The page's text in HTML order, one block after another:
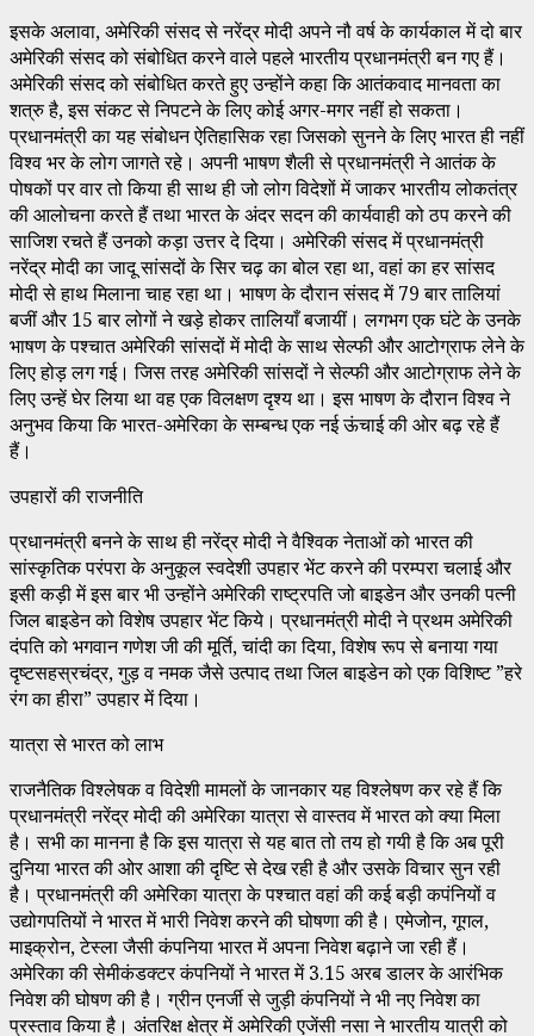
इसके अलावा, अमेरिकी संसद से नरेंद्र मोदी अपने नौ वर्ष के कार्यकाल में दो बार
अमेरिकी संसद को संबोधित करने वाले पहले भारतीय प्रधानमंत्री बन गए हैं।
अमेरिकी संसद को संबोधित करते हुए उन्होंने कहा कि आतंकवाद मानवता का
शत्रु है, इस संकट से निपटने के लिए कोई अगर-मगर नहीं हो सकता।
प्रधानमंत्री का यह संबोधन ऐतिहासिक रहा जिसको सुनने के लिए भारत ही नहीं
विश्व भर के लोग जागते रहे। अपनी भाषण शैली से प्रधानमंत्री ने आतंक के
पोषकों पर वार तो किया ही साथ ही जो लोग विदेशों में जाकर भारतीय लोकतंत्र
की आलोचना करते हैं तथा भारत के अंदर सदन की कार्यवाही को ठप करने की
साजिश रचते हैं उनको कड़ा उत्तर दे दिया। अमेरिकी संसद में प्रधानमंत्री
नरेंद्र मोदी का जादू सांसदों के सिर चढ़ का बोल रहा था, वहां का हर सांसद
मोदी से हाथ मिलाना चाह रहा था। भाषण के दौरान संसद में 79 बार तालियां
बजीं और 15 बार लोगों ने खड़े होकर तालियाँ बजायीं। लगभग एक घंटे के उनके
भाषण के पश्चात अमेरिकी सांसदों में मोदी के साथ सेल्फी और आटोग्राफ लेने के
लिए होड़ लग गई। जिस तरह अमेरिकी सांसदों ने सेल्फी और आटोग्राफ लेने के
लिए उन्हें घेर लिया था वह एक विलक्षण दृश्य था। इस भाषण के दौरान विश्व ने
अनुभव किया कि भारत-अमेरिका के सम्बन्ध एक नई ऊंचाई की ओर बढ़ रहे हैं
हैं।
उपहारों की राजनीति
प्रधानमंत्री बनने के साथ ही नरेंद्र मोदी ने वैश्विक नेताओं को भारत की
सांस्कृतिक परंपरा के अनुकूल स्वदेशी उपहार भेंट करने की परम्परा चलाई और
इसी कड़ी में इस बार भी उन्होंने अमेरिकी राष्ट्रपति जो बाइडेन और उनकी पत्नी
जिल बाइडेन को विशेष उपहार भेंट किये। प्रधानमंत्री मोदी ने प्रथम अमेरिकी
दंपति को भगवान गणेश जी की मूर्ति, चांदी का दिया, विशेष रूप से बनाया गया
दृष्टसहस्रचंद्र, गुड़ व नमक जैसे उत्पाद तथा जिल बाइडेन को एक विशिष्ट ”हरे
रंग का हीरा” उपहार में दिया।
यात्रा से भारत को लाभ
राजनैतिक विश्लेषक व विदेशी मामलों के जानकार यह विश्लेषण कर रहे हैं कि
प्रधानमंत्री नरेंद्र मोदी की अमेरिका यात्रा से वास्तव में भारत को क्या मिला
है। सभी का मानना है कि इस यात्रा से यह बात तो तय हो गयी है कि अब पूरी
दुनिया भारत की ओर आशा की दृष्टि से देख रही है और उसके विचार सुन रही
है। प्रधानमंत्री की अमेरिका यात्रा के पश्चात वहां की कई बड़ी कपंनियों व
उद्योगपतियों ने भारत में भारी निवेश करने की घोषणा की है। एमेजोन, गूगल,
माइक्रोन, टेस्ला जैसी कंपनिया भारत में अपना निवेश बढ़ाने जा रही हैं।
अमेरिका की सेमीकंडक्टर कंपनियों ने भारत में 3.15 अरब डालर के आरंभिक
निवेश की घोषण की है। ग्रीन एनर्जी से जुड़ी कंपनियों ने भी नए निवेश का
प्रस्ताव किया है। अंतरिक्ष क्षेत्र में अमेरिकी एजेंसी नसा ने भारतीय यात्री को